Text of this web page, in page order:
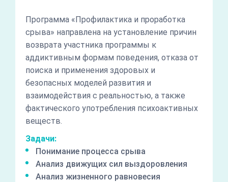
Программа «Профилактика и проработка
срыва» направлена на установление причин
возврата участника программы к
аддиктивным формам поведения, отказа от
поиска и применения здоровых и
безопасных моделей развития и
взаимодействия с реальностью, а также
фактического употребления психоактивных
веществ.
Задачи:
Понимание процесса срыва
Анализ движущих сил выздоровления
Анализ жизненного равновесия